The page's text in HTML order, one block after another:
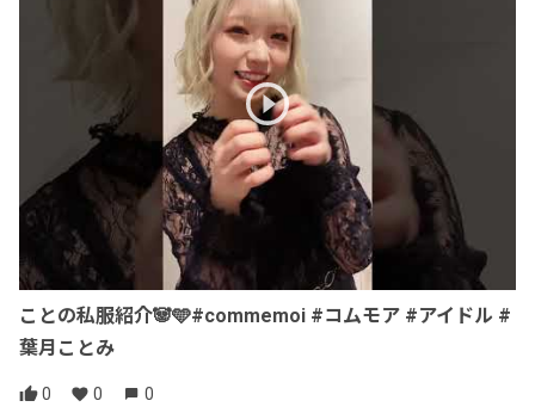
ことの私服紹介🐼🩵#commemoi #コムモア #アイドル #
葉月ことみ
0 0 0